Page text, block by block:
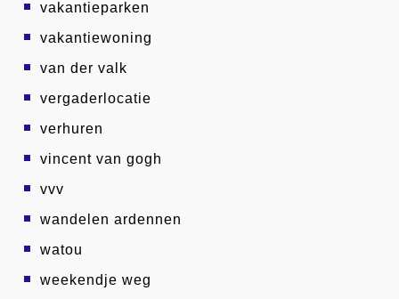
vakantieparken
vakantiewoning
van der valk
vergaderlocatie
verhuren
vincent van gogh
vvv
wandelen ardennen
watou
weekendje weg